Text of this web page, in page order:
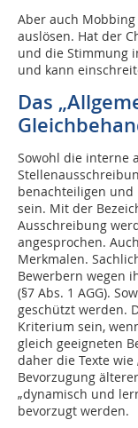
Aber auch
auslösen. Hat der
und die Stimmung
und kann
Das
Sowohl die interne
benachteiligen
sein. Mit der
Ausschreibung
angesprochen.
Merkmalen.
Bewerbern wegen
(§7 Abs. 1 AGG).
geschützt werden.
Kriterium sein,
gleich geeigneten
daher die Texte
Bevorzugung
„dynamisch und
bevorzugt werden.